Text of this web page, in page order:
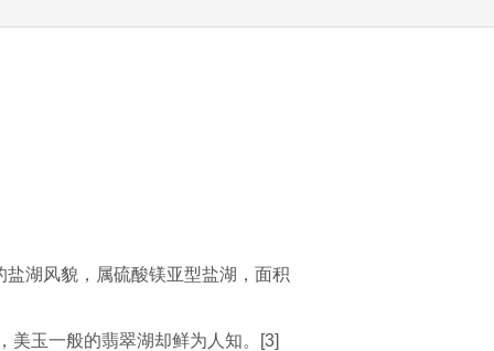
湖风貌，属硫酸镁亚型盐湖，面积
美玉一般的翡翠湖却鲜为人知。[3]